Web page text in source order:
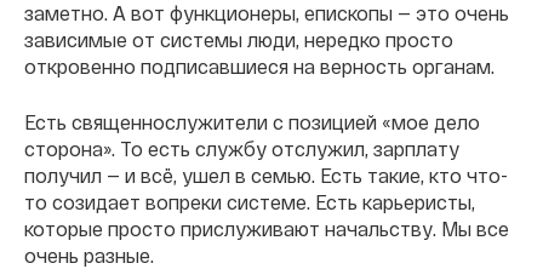
заметно. А вот функционеры, епископы — это очень
зависимые от системы люди, нередко просто
откровенно подписавшиеся на верность органам.
Есть священнослужители с позицией «мое дело
сторона». То есть службу отслужил, зарплату
получил — и всё, ушел в семью. Есть такие, кто что-
то созидает вопреки системе. Есть карьеристы,
которые просто прислуживают начальству. Мы все
очень разные.